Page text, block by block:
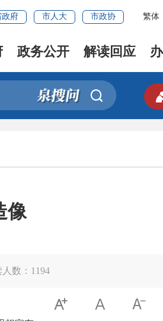
政府 市人大 市政协 繁体
政务公开 解读回应

像
数： 1194
  